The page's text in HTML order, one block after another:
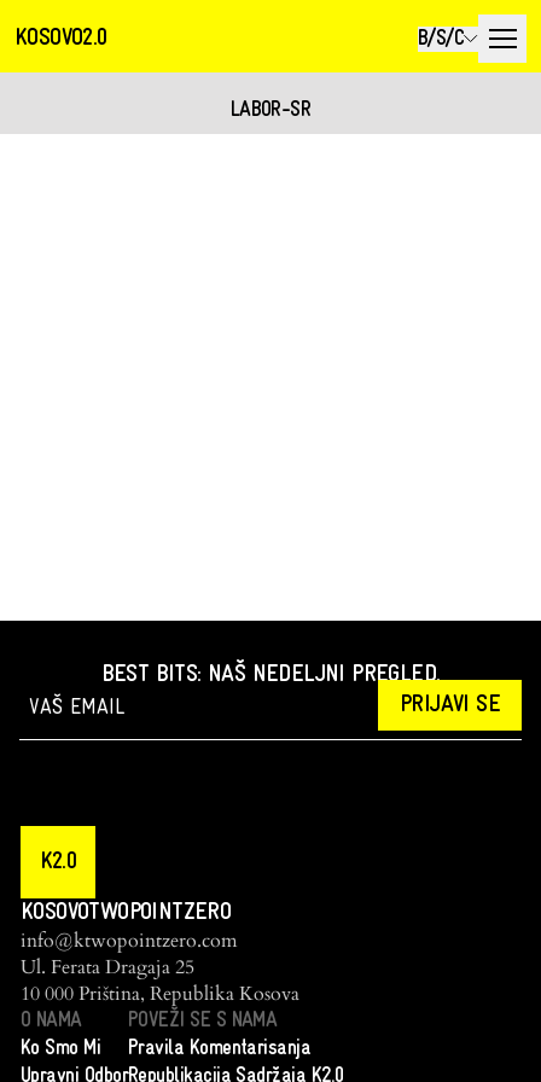
KOSOVO2.0 B/S/C
LABOR-SR
BEST BITS: NAŠ NEDELJNI PREGLED.
PRIJAVI SE
K2.0
KOSOVOTWOPOINTZERO
info@ktwopointzero.com
Ul. Ferata Dragaja 25
10 000 Priština, Republika Kosova
O NAMA
Ko Smo Mi
Upravni Odbor
POVEŽI SE S NAMA
Pravila Komentarisanja
Republikacija Sadržaja K2.0